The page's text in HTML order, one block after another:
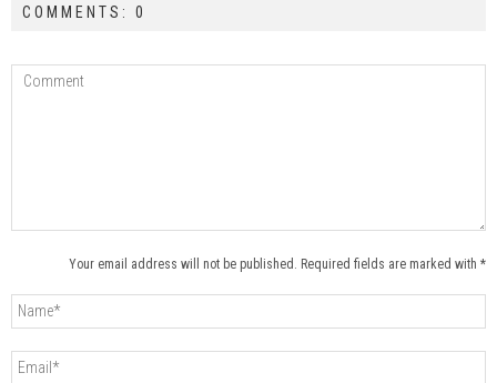
COMMENTS: 0
Your email address will not be published. Required fields are marked with *